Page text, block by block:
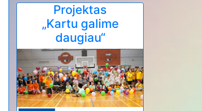
Projektas
„Kartu galime
daugiau“